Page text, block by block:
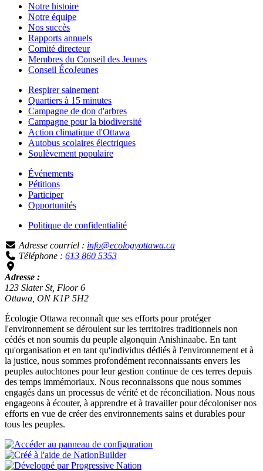
Notre histoire
Notre équipe
Nos succès
Rapports annuels
Comité directeur
Membres du Conseil des Jeunes
Conseil ÉcoJeunes
Respirer sainement
Quartiers à 15 minutes
Campagne de don d'arbres
Campagne pour la biodiversité
Action climatique d'Ottawa
Autobus scolaires électriques
Soulèvement populaire
Événements
Pétitions
Participer
Opportunités
Politique de confidentialité
Adresse courriel : info@ecologyottawa.ca
Téléphone : 613 860 5353
Adresse :
123 Slater St, Floor 6
Ottawa, ON K1P 5H2
Écologie Ottawa reconnaît que ses efforts pour protéger
l'environnement se déroulent sur les territoires traditionnels non
cédés et non soumis du peuple algonquin Anishinaabe. En tant
qu'organisation et en tant qu'individus dédiés à l'environnement et à
la justice, nous sommes profondément reconnaissants envers les
peuples autochtones pour leur gestion continue de ces terres depuis
des temps immémoriaux. Nous reconnaissons que nous sommes
engagés dans un processus de vérité et de réconciliation. Nous nous
engageons à écouter, à apprendre et à travailler pour décoloniser nos
efforts en vue de créer des environnements sains et durables pour
tous les peuples.